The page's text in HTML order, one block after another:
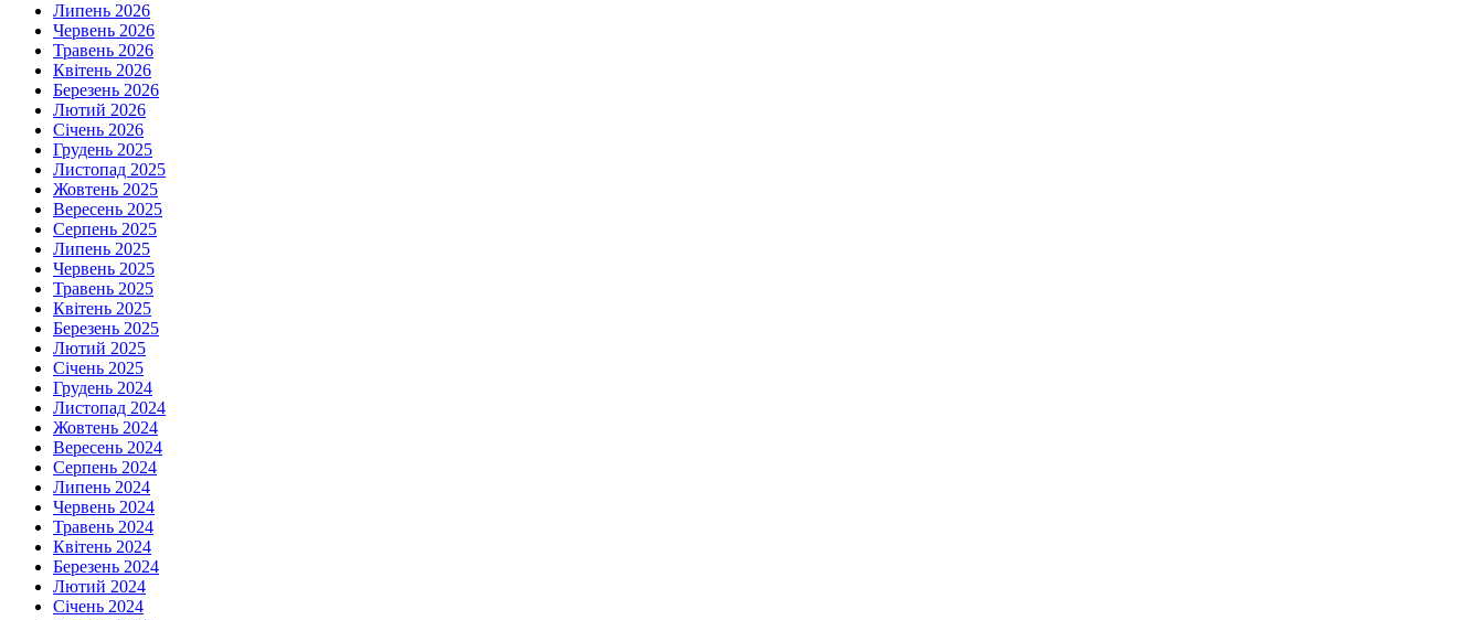
Липень 2026
Червень 2026
Травень 2026
Квітень 2026
Березень 2026
Лютий 2026
Січень 2026
Грудень 2025
Листопад 2025
Жовтень 2025
Вересень 2025
Серпень 2025
Липень 2025
Червень 2025
Травень 2025
Квітень 2025
Березень 2025
Лютий 2025
Січень 2025
Грудень 2024
Листопад 2024
Жовтень 2024
Вересень 2024
Серпень 2024
Липень 2024
Червень 2024
Травень 2024
Квітень 2024
Березень 2024
Лютий 2024
Січень 2024